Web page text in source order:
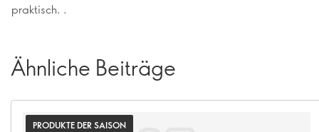
praktisch. .
Ähnliche Beiträge
PRODUKTE DER SAISON